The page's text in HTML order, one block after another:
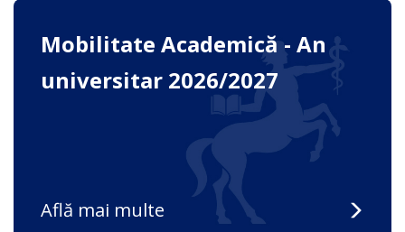
Mobilitate Academică - An
universitar 2026/2027
Află mai multe